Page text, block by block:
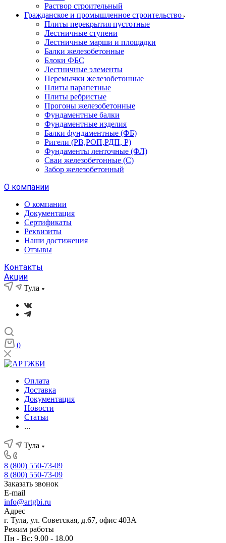
Раствор строительный
Гражданское и промышленное строительство
Плиты перекрытия пустотные
Лестничные ступени
Лестничные марши и площадки
Балки железобетонные
Блоки ФБС
Лестничные элементы
Перемычки железобетонные
Плиты парапетные
Плиты ребристые
Прогоны железобетонные
Фундаментные балки
Фундаментные изделия
Балки фундаментные (ФБ)
Ригели (РВ,РОП,РДП, Р)
Фундаменты ленточные (ФЛ)
Сваи железобетонные (С)
Забор железобетонный
О компании
О компании
Документация
Сертификаты
Реквизиты
Наши достижения
Отзывы
Контакты
Акции
Тула
0
Оплата
Доставка
Документация
Новости
Статьи
...
Тула
8 (800) 550-73-09
8 (800) 550-73-09
Заказать звонок
E-mail
info@artgbi.ru
Адрес
г. Тула, ул. Советская, д.67, офис 403А
Режим работы
Пн - Вс: 9.00 - 18.00